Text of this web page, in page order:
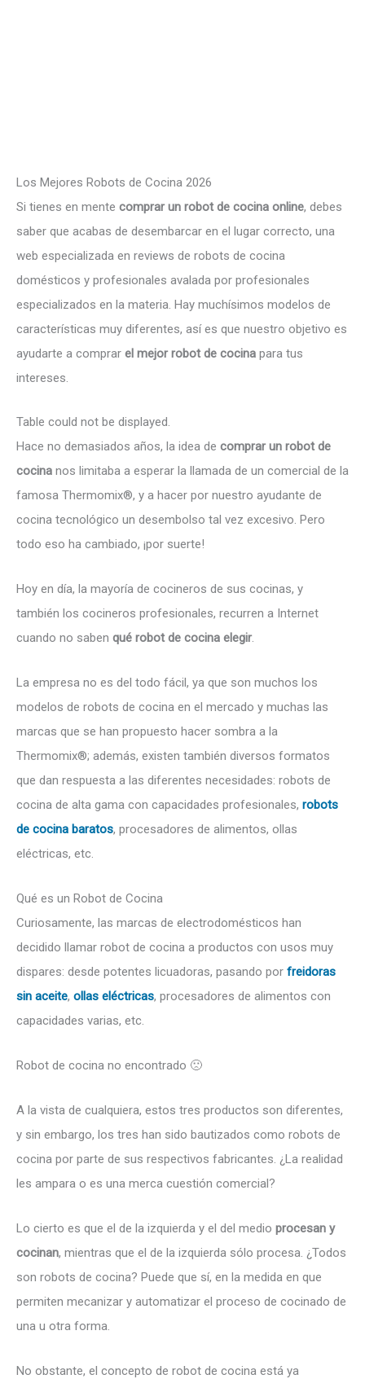
Los Mejores Robots de Cocina 2026
Si tienes en mente comprar un robot de cocina online, debes
saber que acabas de desembarcar en el lugar correcto, una
web especializada en reviews de robots de cocina
domésticos y profesionales avalada por profesionales
especializados en la materia. Hay muchísimos modelos de
características muy diferentes, así es que nuestro objetivo es
ayudarte a comprar el mejor robot de cocina para tus
intereses.
Table could not be displayed.
Hace no demasiados años, la idea de comprar un robot de
cocina nos limitaba a esperar la llamada de un comercial de la
famosa Thermomix®, y a hacer por nuestro ayudante de
cocina tecnológico un desembolso tal vez excesivo. Pero
todo eso ha cambiado, ¡por suerte!
Hoy en día, la mayoría de cocineros de sus cocinas, y
también los cocineros profesionales, recurren a Internet
cuando no saben qué robot de cocina elegir.
La empresa no es del todo fácil, ya que son muchos los
modelos de robots de cocina en el mercado y muchas las
marcas que se han propuesto hacer sombra a la
Thermomix®; además, existen también diversos formatos
que dan respuesta a las diferentes necesidades: robots de
cocina de alta gama con capacidades profesionales, robots
de cocina baratos, procesadores de alimentos, ollas
eléctricas, etc.
Qué es un Robot de Cocina
Curiosamente, las marcas de electrodomésticos han
decidido llamar robot de cocina a productos con usos muy
dispares: desde potentes licuadoras, pasando por freidoras
sin aceite, ollas eléctricas, procesadores de alimentos con
capacidades varias, etc.
Robot de cocina no encontrado 🙁
A la vista de cualquiera, estos tres productos son diferentes,
y sin embargo, los tres han sido bautizados como robots de
cocina por parte de sus respectivos fabricantes. ¿La realidad
les ampara o es una merca cuestión comercial?
Lo cierto es que el de la izquierda y el del medio procesan y
cocinan, mientras que el de la izquierda sólo procesa. ¿Todos
son robots de cocina? Puede que sí, en la medida en que
permiten mecanizar y automatizar el proceso de cocinado de
una u otra forma.
No obstante, el concepto de robot de cocina está ya